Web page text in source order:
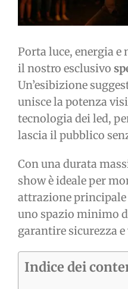
Porta luce, energia e
il nostro esclusivo
Un’esibizione
unisce la potenza
tecnologia dei led,
lascia il pubblico
Con una durata
show è ideale per
attrazione principale
uno spazio minimo
garantire sicurezza
Indice dei